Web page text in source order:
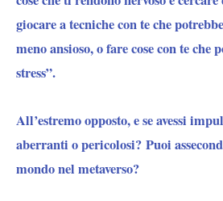
giocare a tecniche con te che
meno ansioso, o fare cose con te
stress”.
All’estremo opposto, e se avessi
aberranti o pericolosi? Puoi
mondo nel metaverso?